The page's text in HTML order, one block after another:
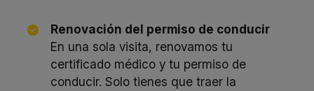
Renovación del permiso de conducir
En una sola visita, renovamos tu
certificado médico y tu permiso de
conducir. Solo tienes que traer la